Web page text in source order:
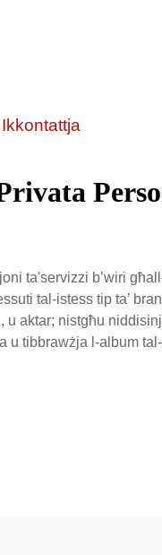
Ikkontattja
ta'servizzi b’wiri
tal-istess tip ta’
u aktar; nistgħu
u tibbrawżja l-album